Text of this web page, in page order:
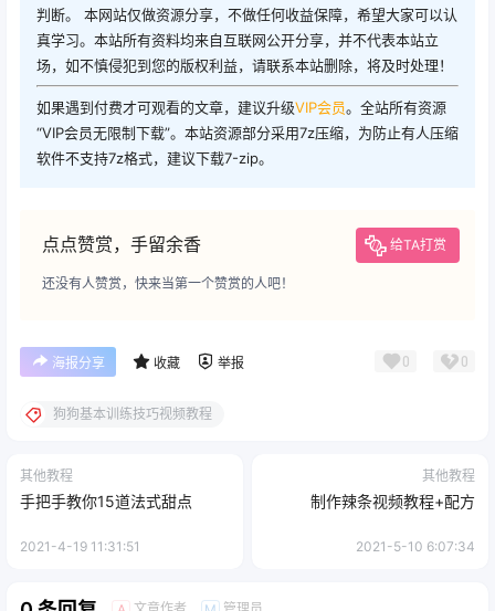
判断。 本网站仅做资源分享，不做任何收益保障，希望大家可以认
真学习。本站所有资料均来自互联网公开分享，并不代表本站立
场，如不慎侵犯到您的版权利益，请联系本站删除，将及时处理！
如果遇到付费才可观看的文章，建议升级VIP会员。全站所有资源
“VIP会员无限制下载”。本站资源部分采用7z压缩，为防止有人压缩
软件不支持7z格式，建议下载7-zip。
点点赞赏，手留余香 给TA打赏
还没有人赞赏，快来当第一个赞赏的人吧！
海报分享 收藏 举报 0 0
狗狗基本训练技巧视频教程
其他教程
手把手教你15道法式甜点
2021-4-19 11:31:51
其他教程
制作辣条视频教程+配方
2021-5-10 6:07:34